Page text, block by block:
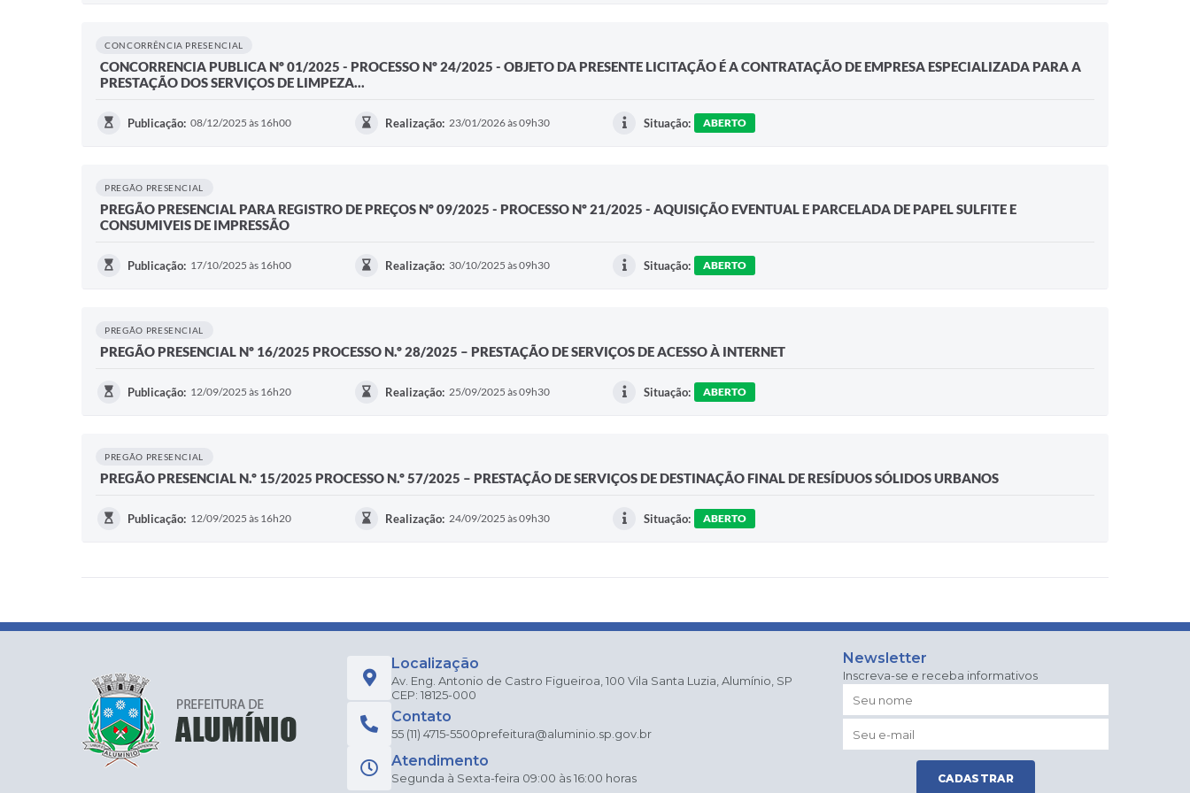
CONCORRÊNCIA PRESENCIAL
CONCORRENCIA PUBLICA Nº 01/2025 - PROCESSO Nº 24/2025 - OBJETO DA PRESENTE LICITAÇÃO É A CONTRATAÇÃO DE EMPRESA ESPECIALIZADA PARA A
PRESTAÇÃO DOS SERVIÇOS DE LIMPEZA...
Publicação: 08/12/2025 às 16h00 Realização: 23/01/2026 às 09h30 Situação: ABERTO
PREGÃO PRESENCIAL
PREGÃO PRESENCIAL PARA REGISTRO DE PREÇOS Nº 09/2025 - PROCESSO Nº 21/2025 - AQUISIÇÃO EVENTUAL E PARCELADA DE PAPEL SULFITE E
CONSUMIVEIS DE IMPRESSÃO
Publicação: 17/10/2025 às 16h00 Realização: 30/10/2025 às 09h30 Situação: ABERTO
PREGÃO PRESENCIAL
PREGÃO PRESENCIAL Nº 16/2025 PROCESSO N.º 28/2025 – PRESTAÇÃO DE SERVIÇOS DE ACESSO À INTERNET
Publicação: 12/09/2025 às 16h20 Realização: 25/09/2025 às 09h30 Situação: ABERTO
PREGÃO PRESENCIAL
PREGÃO PRESENCIAL N.º 15/2025 PROCESSO N.º 57/2025 – PRESTAÇÃO DE SERVIÇOS DE DESTINAÇÃO FINAL DE RESÍDUOS SÓLIDOS URBANOS
Publicação: 12/09/2025 às 16h20 Realização: 24/09/2025 às 09h30 Situação: ABERTO
Localização
Av. Eng. Antonio de Castro Figueiroa, 100 Vila Santa Luzia, Alumínio, SP
CEP: 18125-000
Contato
55 (11) 4715-5500prefeitura@aluminio.sp.gov.br
Atendimento
Segunda à Sexta-feira 09:00 às 16:00 horas
Newsletter
Inscreva-se e receba informativos
CADASTRAR